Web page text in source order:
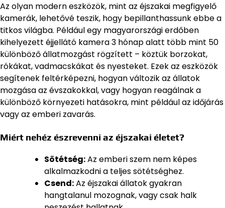
Az olyan modern eszközök, mint az éjszakai megfigyelő
kamerák, lehetővé teszik, hogy bepillanthassunk ebbe a
titkos világba. Például egy magyarországi erdőben
kihelyezett éjjellátó kamera 3 hónap alatt több mint 50
különböző állatmozgást rögzített – köztük borzokat,
rókákat, vadmacskákat és nyesteket. Ezek az eszközök
segítenek feltérképezni, hogyan változik az állatok
mozgása az évszakokkal, vagy hogyan reagálnak a
különböző környezeti hatásokra, mint például az időjárás
vagy az emberi zavarás.
Miért nehéz észrevenni az éjszakai életet?
Sötétség:Az emberi szem nem képes
alkalmazkodni a teljes sötétséghez.
Csend:Az éjszakai állatok gyakran
hangtalanul mozognak, vagy csak halk